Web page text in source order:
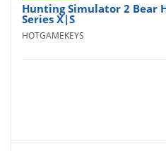
Hunting Simulator 2 Bear
Series X|S
HOTGAMEKEYS